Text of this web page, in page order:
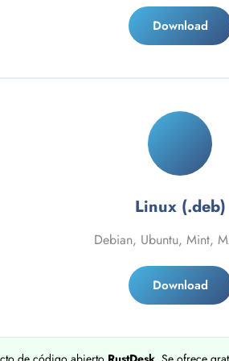
Download
Linux (.deb)
Debian, Ubuntu, Mint,
Download